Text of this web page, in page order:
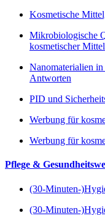
Kosmetische
Mikrobiologische
kosmetischer Mittel
Nanomaterialien
Antworten
PID und
Werbung für
Werbung für
Pflege &
(30-Minuten-
(30-Minuten-